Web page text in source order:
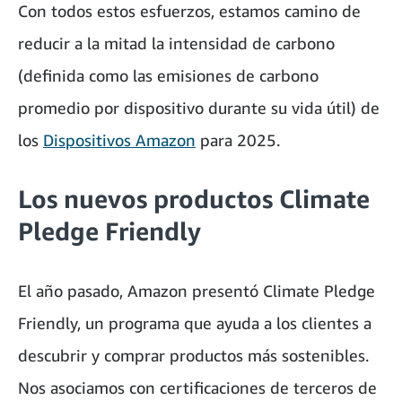
Con todos estos esfuerzos, estamos camino de
reducir a la mitad la intensidad de carbono
(definida como las emisiones de carbono
promedio por dispositivo durante su vida útil) de
los Dispositivos Amazon para 2025.
Los nuevos productos Climate
Pledge Friendly
El año pasado, Amazon presentó Climate Pledge
Friendly, un programa que ayuda a los clientes a
descubrir y comprar productos más sostenibles.
Nos asociamos con certificaciones de terceros de